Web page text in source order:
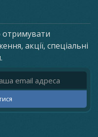
отримувати
акції, спеціальні
адреса